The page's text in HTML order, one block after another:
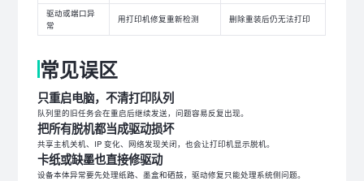
驱动或端口异
常
用打印机修复重新检测 删除重装后仍无法打印
常见误区
只重启电脑，不清打印队列
队列里的旧任务会在重启后继续发送，问题容易反复出现。
把所有脱机都当成驱动损坏
共享主机关机、IP 变化、网络发现关闭，也会让打印机显示脱机。
卡纸或缺墨也直接修驱动
设备本体异常要先处理纸路、墨盒和硒鼓，驱动修复只能处理系统侧问题。